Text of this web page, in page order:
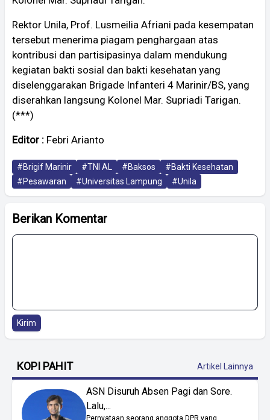
Rektor Unila, Prof. Lusmeilia Afriani pada kesempatan
tersebut menerima piagam penghargaan atas
kontribusi dan partisipasinya dalam mendukung
kegiatan bakti sosial dan bakti kesehatan yang
diselenggarakan Brigade Infanteri 4 Marinir/BS, yang
diserahkan langsung Kolonel Mar. Supriadi Tarigan.
(***)
Editor : Febri Arianto
#Brigif Marinir #TNI AL #Baksos
#Bakti Kesehatan
#Pesawaran
#Universitas Lampung #Unila
Berikan Komentar
Kirim
KOPI PAHIT Artikel Lainnya
ASN Disuruh Absen Pagi dan Sore.
Lalu,...
Pernyataan seorang anggota DPR yang